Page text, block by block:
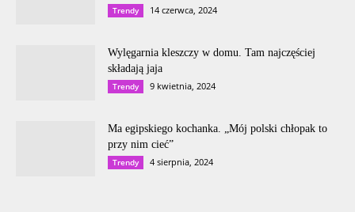
Trendy 14 czerwca, 2024
Wylęgarnia kleszczy w domu. Tam najczęściej
składają jaja
Trendy 9 kwietnia, 2024
Ma egipskiego kochanka. „Mój polski chłopak to
przy nim cieć”
Trendy 4 sierpnia, 2024